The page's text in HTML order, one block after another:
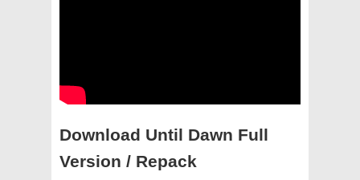
Download Until Dawn Full
Version / Repack